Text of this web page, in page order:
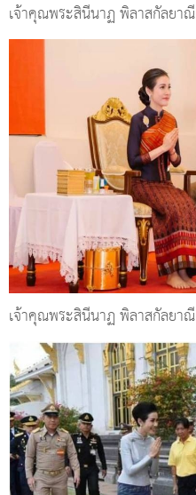
เจ้าคุณพระสินีนาฏ พิลาสกัลยาณี
เจ้าคุณพระสินีนาฏ พิลาสกัลยาณี